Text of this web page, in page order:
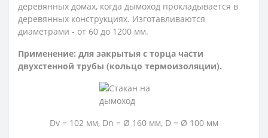
деревянных домах, когда дымоход прокладывается в
деревянных конструкциях. Изготавливаются
диаметрами - от 60 до 1200 мм.
Применение: для закрытыя с торца части
двухстенной трубы (кольцо термоизоляции).
Dv = 102 мм, Dn = Ø 160 мм, D = Ø 100 мм